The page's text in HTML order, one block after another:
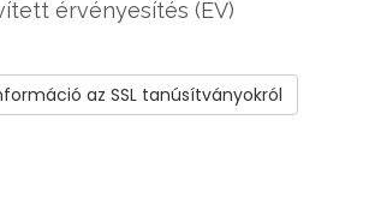
érvényesítés (EV)
az SSL tanúsítványokról